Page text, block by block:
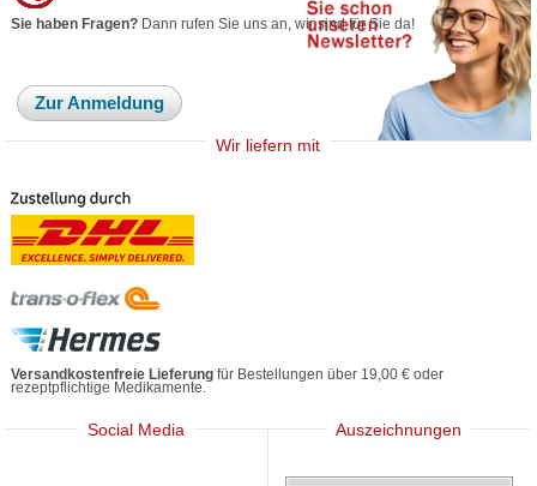
Sie haben Fragen? Dann rufen Sie uns an, wir sind für Sie da!
Zur Anmeldung
Wir liefern mit
Versandkostenfreie Lieferung für Bestellungen über 19,00 € oder
rezeptpflichtige Medikamente.
Social Media Auszeichnungen